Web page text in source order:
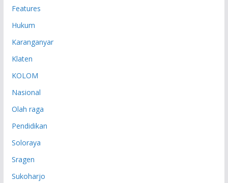
Features
Hukum
Karanganyar
Klaten
KOLOM
Nasional
Olah raga
Pendidikan
Soloraya
Sragen
Sukoharjo